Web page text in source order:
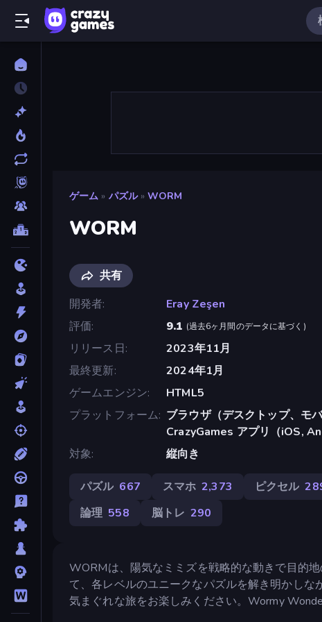
ゲーム » パズル » WORM
WORM
共有
開発者
Eray Zeşen
評価
9.1 (過去6ヶ月間のデータに基づく )
リリース日
2023年11月
最終更新
2024年1月
ゲームエンジン
HTML5
プラットフォーム ブラウザ（デスクトップ、モ
CrazyGames アプリ（iOS,
対象
縦向き
パズル 667 スマホ 2,373 ピクセル
論理 558 脳トレ 290
WORMは、陽気なミミズを戦略的な動きで目的
て、各レベルのユニークなパズルを解き明かしな
気まぐれな旅をお楽しみください。Wormy